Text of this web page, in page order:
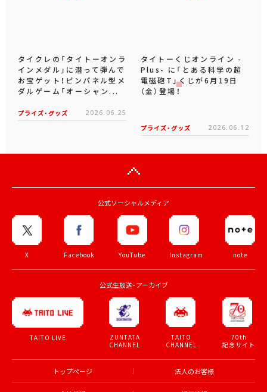
タイクレの「タイトーオンラ
インメダル」に潜って弾んで
お宝ゲット！ピンパネル型メ
ダルゲーム「オーシャン...
プライズ・グッズ 2026.06.25
タイトーくじオンライン -
Plus- に「とある科学の超
電磁砲T」くじが6月19日
（金）登場！
プライズ・グッズ 2026.06.12
公式ソーシャルメディア
X Facebook YouTube Instagram note
公式生放送・アーカイブ
TAITO LIVE
ZUNTATA
CHANNEL
TAITO
CHANNEL
70th
記念サイト
トップページ 法人のお客様